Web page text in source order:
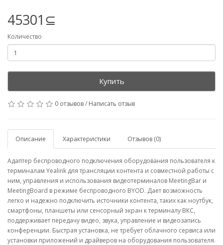
45301⊆
Количество
Купить
0 отзывов/ Написать отзыв
Описание Характеристики Отзывов (0)
Адаптер беспроводного подключения оборудования пользователя к
терминалам Yealink для трансляции контента и совместной работы с
ним, управления и использования видеотерминалов MeetingBar и
MeetingBoard в режиме беспроводного BYOD. Дает возможность
легко и надежно подключить источники контента, таких как ноутбук,
смартфоны, планшеты или сенсорный экран к терминалу ВКС,
поддерживает передачу видео, звука, управление и видеозапись
конференции. Быстрая установка, не требует облачного сервиса или
установки приложений и драйверов на оборудования пользователя.